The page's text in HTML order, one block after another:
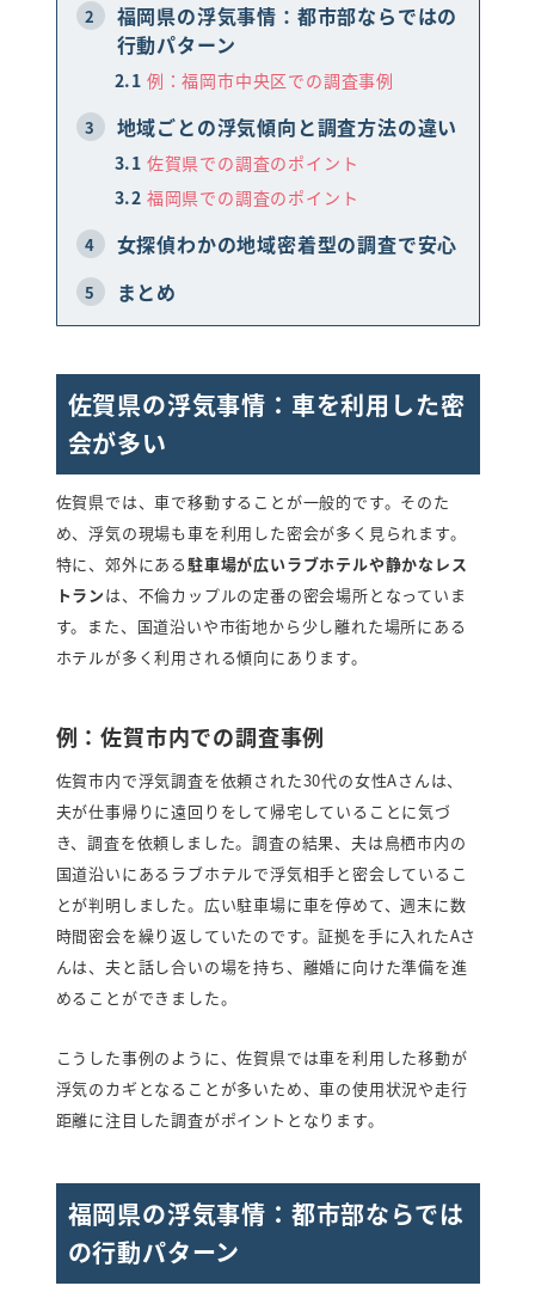
2
福岡県の浮気事情：都市部ならではの
行動パターン
2.1 例：福岡市中央区での調査事例
3 地域ごとの浮気傾向と調査方法の違い
3.1 佐賀県での調査のポイント
3.2 福岡県での調査のポイント
4 女探偵わかの地域密着型の調査で安心
5 まとめ
佐賀県の浮気事情：車を利用した密
会が多い
佐賀県では、車で移動することが一般的です。そのた
め、浮気の現場も車を利用した密会が多く見られます。
特に、郊外にある駐車場が広いラブホテルや静かなレス
トランは、不倫カップルの定番の密会場所となっていま
す。また、国道沿いや市街地から少し離れた場所にある
ホテルが多く利用される傾向にあります。
例：佐賀市内での調査事例
佐賀市内で浮気調査を依頼された30代の女性Aさんは、
夫が仕事帰りに遠回りをして帰宅していることに気づ
き、調査を依頼しました。調査の結果、夫は鳥栖市内の
国道沿いにあるラブホテルで浮気相手と密会しているこ
とが判明しました。広い駐車場に車を停めて、週末に数
時間密会を繰り返していたのです。証拠を手に入れたAさ
んは、夫と話し合いの場を持ち、離婚に向けた準備を進
めることができました。
こうした事例のように、佐賀県では車を利用した移動が
浮気のカギとなることが多いため、車の使用状況や走行
距離に注目した調査がポイントとなります。
福岡県の浮気事情：都市部ならでは
の行動パターン